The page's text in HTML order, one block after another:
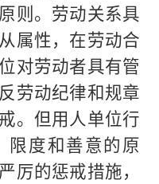
则。劳动关系具
属性，在劳动合
对劳动者具有管
劳动纪律和规章
。但用人单位行
限度和善意的原
厉的惩戒措施，